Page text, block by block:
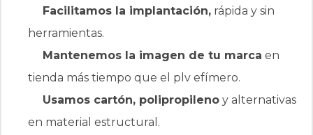
Facilitamos la implantación,rápida y sin
herramientas.
Mantenemos la imagen de tu marcaen
tienda más tiempo que el plv efímero.
Usamos cartón, polipropilenoy alternativas
en material estructural.